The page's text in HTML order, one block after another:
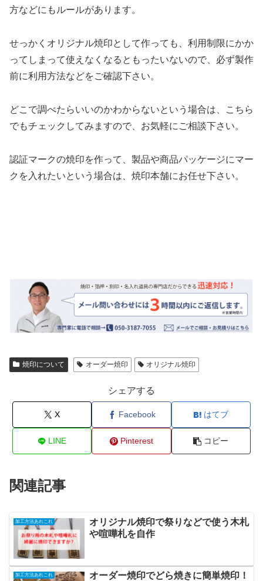
方などにもルールがあります。
せっかくオリジナル焼印として作っても、利用制限にかか
ってしまって使えなくなるともったいないので、必ず製作
前に利用方法などをご確認下さい。
どこで調べたらいいのかわからないという場合は、こちら
でもチェックしてみますので、お気軽にご相談下さい。
認証マークの焼印を作って、製品や商品パッケージにマー
クを入れたいという場合は、焼印本舗にお任せ下さい。
焼印について オーダー焼印 オリジナル焼印
シェアする
X Facebook はてブ
LINE Pinterest コピー
関連記事
加工方法あれこれ
オリジナル焼印で祭りなどで使う木札
や喧嘩札を自作
加工方法あれこれ
オーダー焼印でどら焼きに簡単焼印！